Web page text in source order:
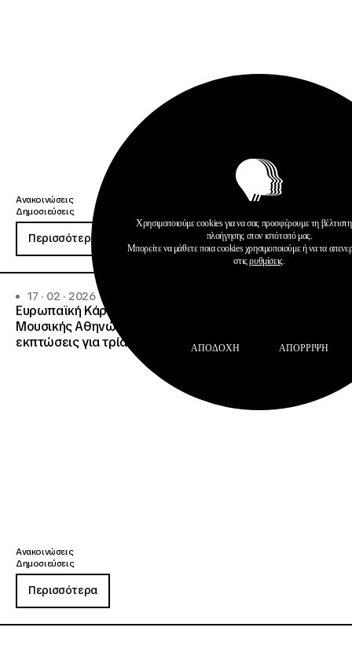
Ανακοινώσεις
Δημοσιεύσεις
Περισσότερα
17 · 02 · 2026
Ευρωπαϊκή Κάρτα Νέων: ΙΝΕΔΙΒΙΜ και Μέγαρο
Μουσικής Αθηνών παρέχουν ειδικά προνόμια και
εκπτώσεις για τρία χρόνια.
Ανακοινώσεις
Δημοσιεύσεις
Περισσότερα
Χρησιμοποιούμε cookies για να σας προσφέρουμε τη βέλτιστη
πλοήγησης στον ιστότοπό μας.
Μπορείτε να μάθετε ποια cookies χρησιμοποιούμε ή να τα
στιςρυθμίσεις.
ΑΠΟΔΟΧΉ ΑΠΌΡΡΙΨΗ